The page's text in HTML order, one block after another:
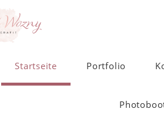
Startseite Portfolio